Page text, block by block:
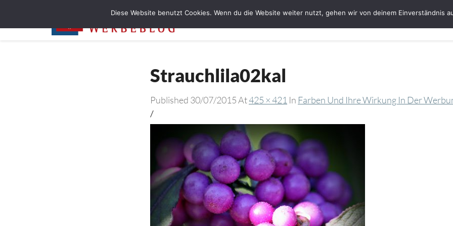
Startseite Bloggerin Ute Schmeiser
Strauchlila02kal
Published 30/07/2015At425 × 421 In Farben Und Ihre Wirkung In Der
/
Diese Website benutzt Cookies. Wenn du die Website weiter nutzt, gehen wir von deinem Einverständnis